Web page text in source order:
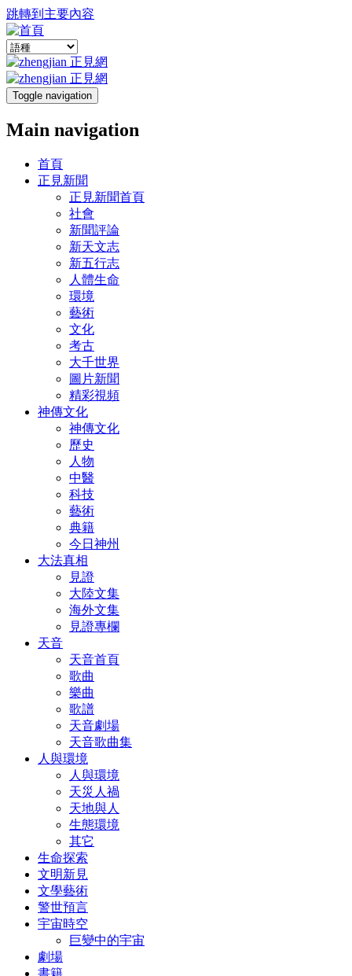
跳轉到主要內容
Toggle navigation
Main navigation
首頁
正見新聞
正見新聞首頁
社會
新聞評論
新天文志
新五行志
人體生命
環境
藝術
文化
考古
大千世界
圖片新聞
精彩視頻
神傳文化
神傳文化
歷史
人物
中醫
科技
藝術
典籍
今日神州
大法真相
見證
大陸文集
海外文集
見證專欄
天音
天音首頁
歌曲
樂曲
歌譜
天音劇場
天音歌曲集
人與環境
人與環境
天災人禍
天地與人
生態環境
其它
生命探索
文明新見
文學藝術
警世預言
宇宙時空
巨變中的宇宙
劇場
書籍